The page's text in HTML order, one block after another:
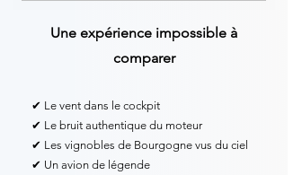
Une expérience impossible à
comparer
✔ Le vent dans le cockpit
✔ Le bruit authentique du moteur
✔ Les vignobles de Bourgogne vus du ciel
✔ Un avion de légende